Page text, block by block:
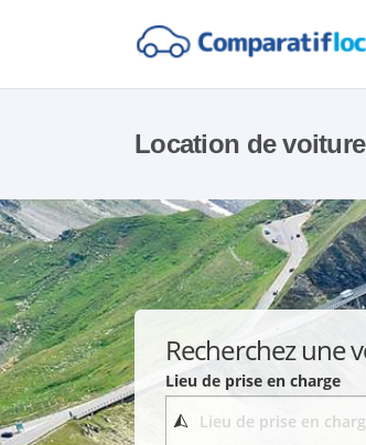
Location de
Recherchez une
Lieu de prise en charge